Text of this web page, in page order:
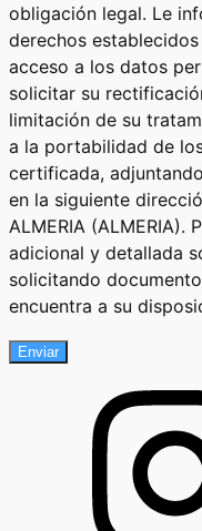
obligación legal. Le
derechos
acceso a los datos
solicitar su
limitación de su
a la portabilidad de
certificada,
en la siguiente
ALMERIA (ALMERIA).
adicional y detallada
solicitando
encuentra a su
Enviar